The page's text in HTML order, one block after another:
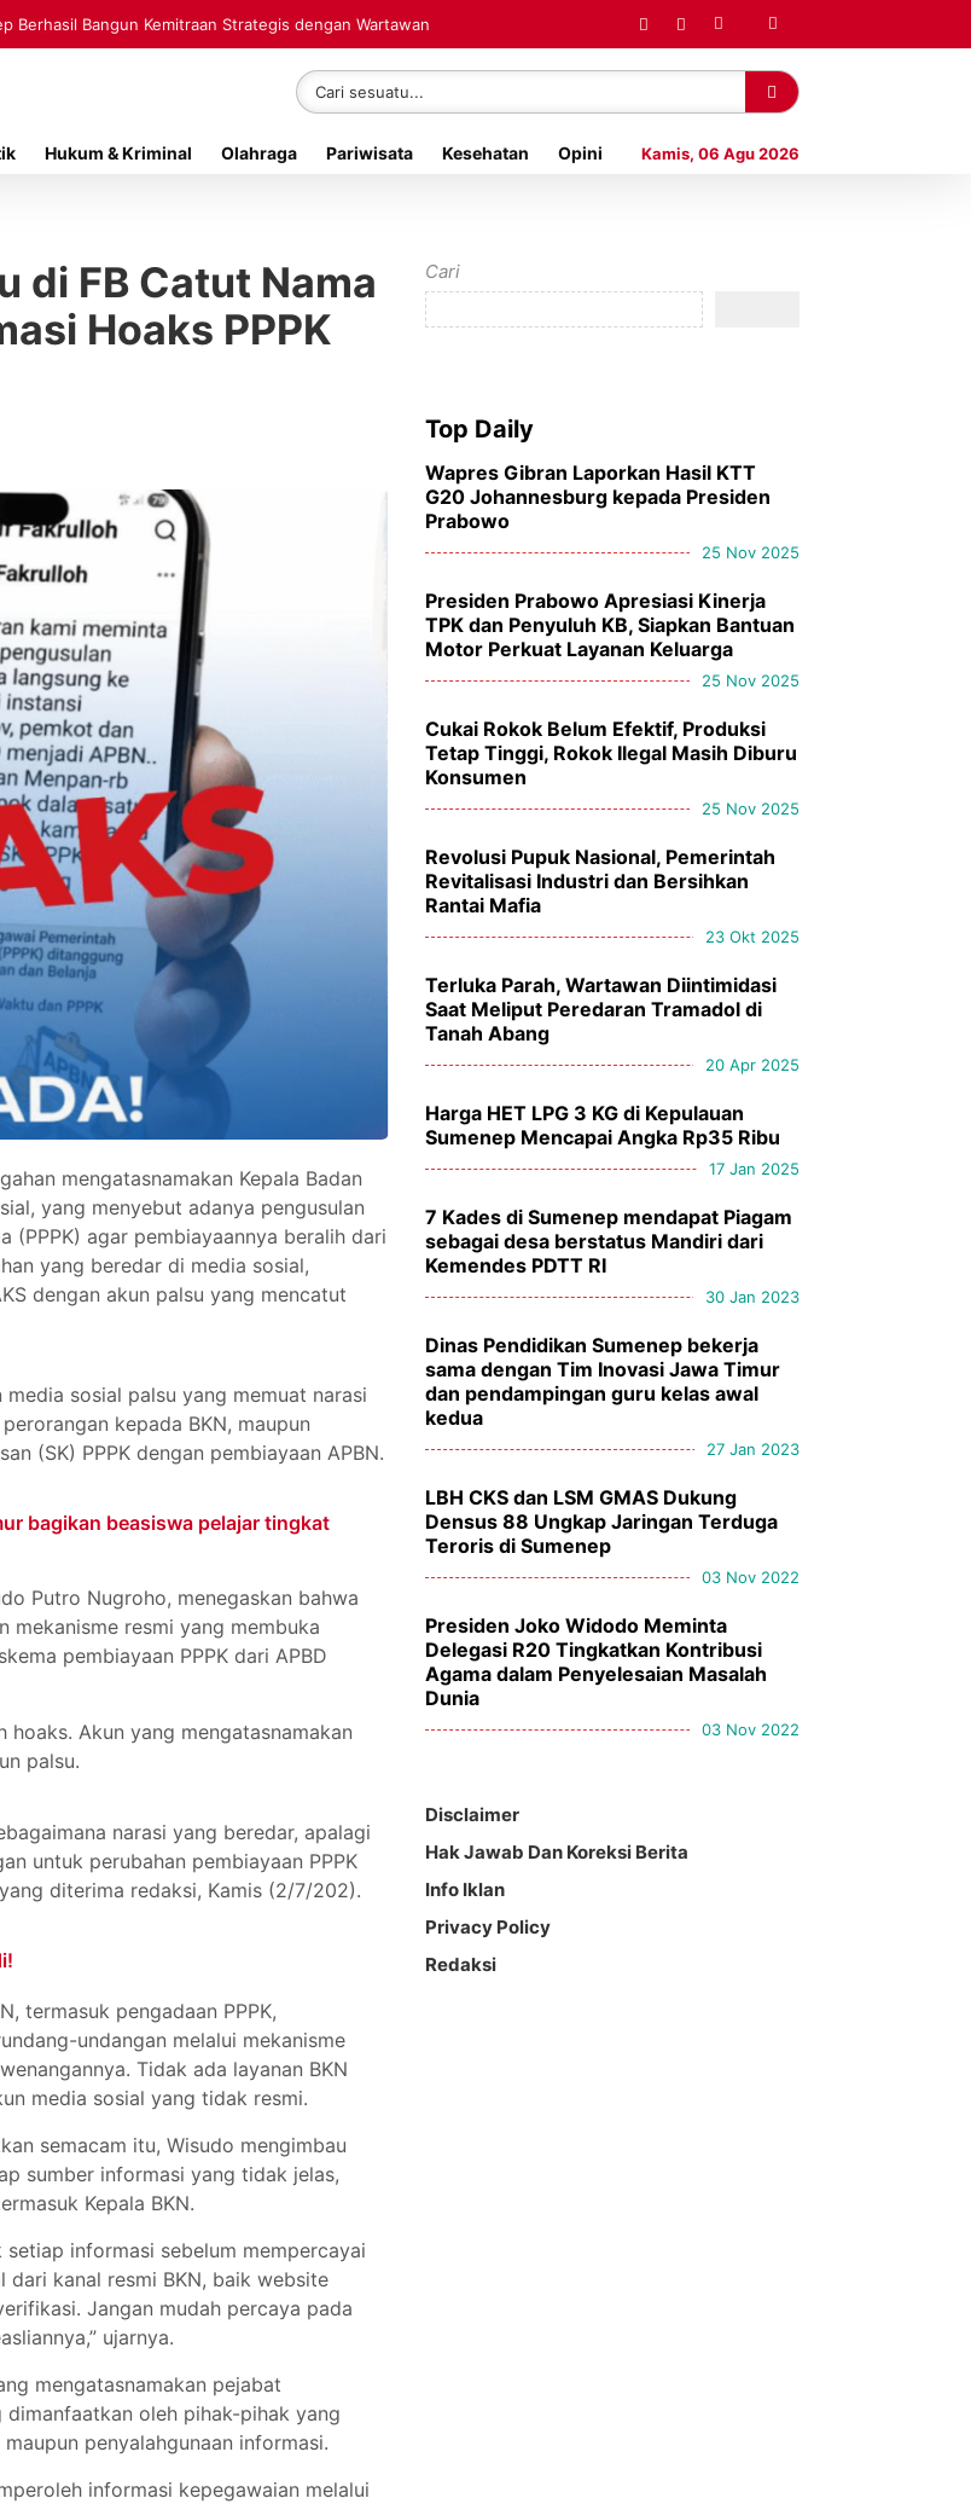
Berhasil Bangun Kemitraan Strategis dengan Wartawan
Hukum & Kriminal Olahraga Pariwisata Kesehatan Opini Kamis, 06 Agu 2026
di FB Catut Nama
Hoaks PPPK
mengatasnamakan Kepala Badan
yang menyebut adanya pengusulan
(PPPK) agar pembiayaannya beralih dari
yang beredar di media sosial,
dengan akun palsu yang mencatut
sosial palsu yang memuat narasi
kepada BKN, maupun
(SK) PPPK dengan pembiayaan APBN.
bagikan beasiswa pelajar tingkat
Putro Nugroho, menegaskan bahwa
mekanisme resmi yang membuka
pembiayaan PPPK dari APBD
Akun yang mengatasnamakan
palsu.
narasi yang beredar, apalagi
untuk perubahan pembiayaan PPPK
diterima redaksi, Kamis (2/7/202).
termasuk pengadaan PPPK,
undangan melalui mekanisme
Tidak ada layanan BKN
media sosial yang tidak resmi.
semacam itu, Wisudo mengimbau
sumber informasi yang tidak jelas,
Kepala BKN.
informasi sebelum mempercayai
dari kanal resmi BKN, baik website
Jangan mudah percaya pada
ujarnya.
mengatasnamakan pejabat
oleh pihak-pihak yang
penyalahgunaan informasi.
informasi kepegawaian melalui
Cari
Top Daily
Wapres Gibran Laporkan Hasil KTT
G20 Johannesburg kepada Presiden
Prabowo
25 Nov 2025
Presiden Prabowo Apresiasi Kinerja
TPK dan Penyuluh KB, Siapkan Bantuan
Motor Perkuat Layanan Keluarga
25 Nov 2025
Cukai Rokok Belum Efektif, Produksi
Tetap Tinggi, Rokok Ilegal Masih Diburu
Konsumen
25 Nov 2025
Revolusi Pupuk Nasional, Pemerintah
Revitalisasi Industri dan Bersihkan
Rantai Mafia
23 Okt 2025
Terluka Parah, Wartawan Diintimidasi
Saat Meliput Peredaran Tramadol di
Tanah Abang
20 Apr 2025
Harga HET LPG 3 KG di Kepulauan
Sumenep Mencapai Angka Rp35 Ribu
17 Jan 2025
7 Kades di Sumenep mendapat Piagam
sebagai desa berstatus Mandiri dari
Kemendes PDTT RI
30 Jan 2023
Dinas Pendidikan Sumenep bekerja
sama dengan Tim Inovasi Jawa Timur
dan pendampingan guru kelas awal
kedua
27 Jan 2023
LBH CKS dan LSM GMAS Dukung
Densus 88 Ungkap Jaringan Terduga
Teroris di Sumenep
03 Nov 2022
Presiden Joko Widodo Meminta
Delegasi R20 Tingkatkan Kontribusi
Agama dalam Penyelesaian Masalah
Dunia
03 Nov 2022
Disclaimer
Hak Jawab Dan Koreksi Berita
Info Iklan
Privacy Policy
Redaksi